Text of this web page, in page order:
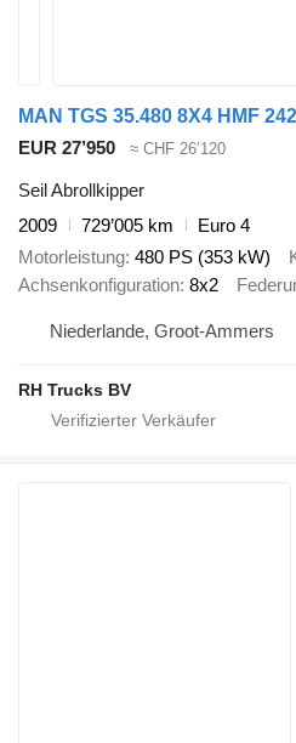
EUR 27’950 ≈ CHF 26’120
Seil Abrollkipper
2009
729’005 km
Euro 4
Motorleistung 480 PS (353 kW)
Achsenkonfiguration 8x2
Niederlande, Groot-Ammers
RH Trucks BV